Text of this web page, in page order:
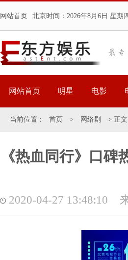
网站首页 北京时间： 2026年8月6日 星期
网站首页 明星 电影
当前位置： 首页 > 网络剧 > 正文
《热血同行》口
2020-04-27 13:48:10